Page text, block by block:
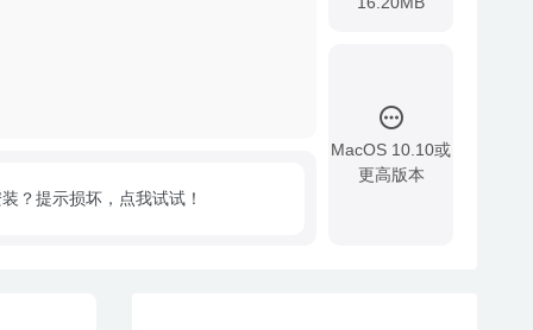
MacOS 10.10或
更高版本
？提示损坏，点我试试！